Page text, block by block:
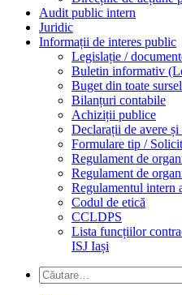
Audit public intern
Juridic
Informații de interes public
Legislație /
Buletin informativ
Buget din toate
Bilanțuri contabile
Achiziții publice
Declarații de avere și
Formulare tip /
Regulament de
Regulament de
Regulamentul intern
Codul de etică
CCLDPS
Lista funcțiilor
ISJ Iași
Caută
după: